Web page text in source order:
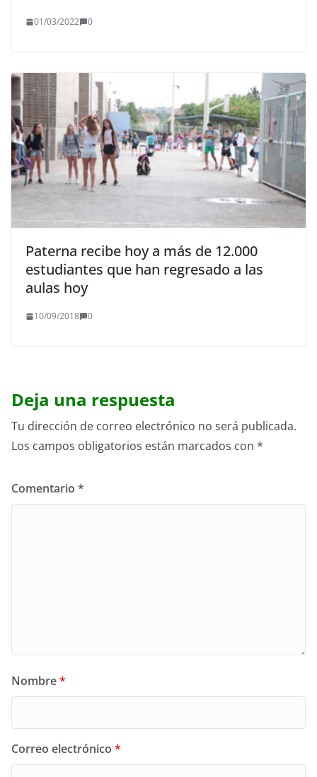
01/03/2022 0
Paterna recibe hoy a más de 12.000
estudiantes que han regresado a las
aulas hoy
10/09/2018 0
Deja una respuesta
Tu dirección de correo electrónico no será publicada.
Los campos obligatorios están marcados con *
Comentario *
Nombre*
Correo electrónico *